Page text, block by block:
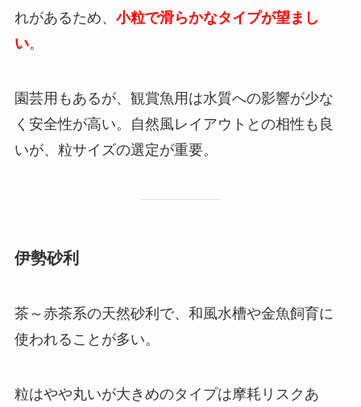
れがあるため、 小粒で滑らかなタイプが望まし
い。
園芸用もあるが、観賞魚用は水質への影響が少な
く安全性が高い。自然風レイアウトとの相性も良
いが、粒サイズの選定が重要。
伊勢砂利
茶～赤茶系の天然砂利で、和風水槽や金魚飼育に
使われることが多い。
粒はやや丸いが大きめのタイプは摩耗リスクあ